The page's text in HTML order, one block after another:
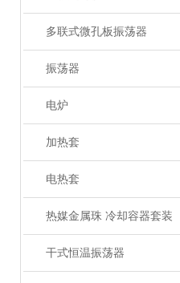
多联式微孔板振荡器
振荡器
电炉
加热套
电热套
热媒金属珠 冷却容器套装
干式恒温振荡器